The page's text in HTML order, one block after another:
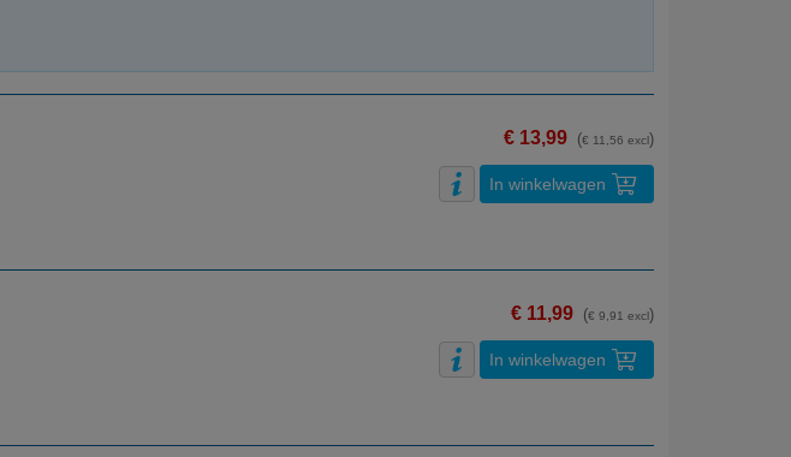
€ 13,99 (€ 11,56 excl)
In winkelwagen
€ 11,99 (€ 9,91 excl)
In winkelwagen